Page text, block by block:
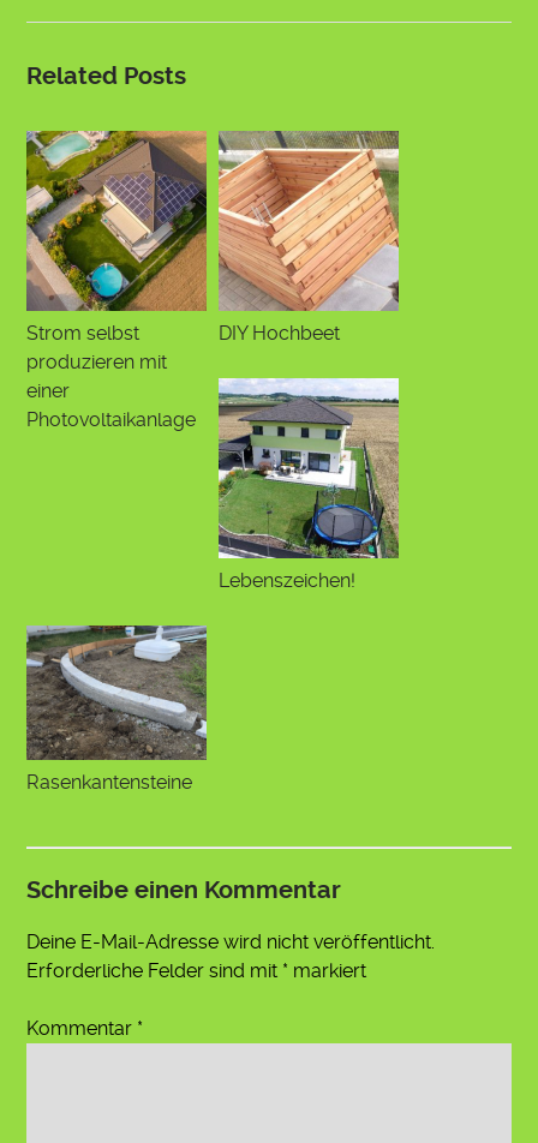
Related Posts
Strom selbst
produzieren mit
einer
Photovoltaikanlage
DIY Hochbeet
Lebenszeichen!
Rasenkantensteine
Schreibe einen Kommentar
Deine E-Mail-Adresse wird nicht veröffentlicht.
Erforderliche Felder sind mit * markiert
Kommentar *